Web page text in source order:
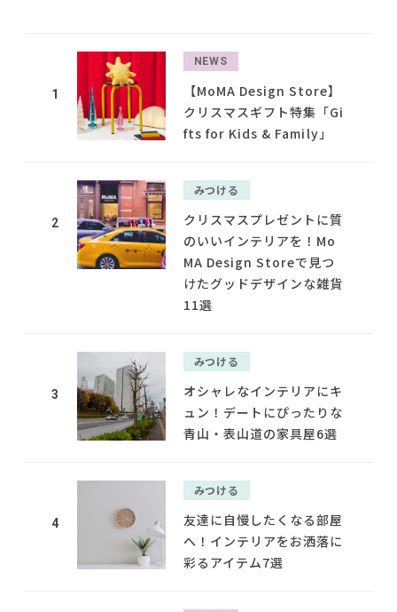
1
NEWS
【MoMA Design Store】
クリスマスギフト特集「Gi
fts for Kids & Family」
2
みつける
クリスマスプレゼントに質
のいいインテリアを！Mo
MA Design Storeで見つ
けたグッドデザインな雑貨
11選
3
みつける
オシャレなインテリアにキ
ュン！デートにぴったりな
青山・表山道の家具屋6選
4
みつける
友達に自慢したくなる部屋
へ！インテリアをお洒落に
彩るアイテム7選